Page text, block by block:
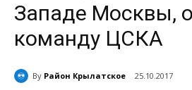
Западе Москвы,
команду ЦСКА
By Район Крылатское 25.10.2017